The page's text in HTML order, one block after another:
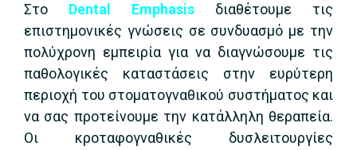
Στο Dental Emphasis διαθέτουμε τις
επιστημονικές γνώσεις σε συνδυασμό με την
πολύχρονη εμπειρία για να διαγνώσουμε τις
παθολογικές καταστάσεις στην ευρύτερη
περιοχή του στοματογναθικού συστήματος και
να σας προτείνουμε την κατάλληλη θεραπεία.
Οι κροταφογναθικές δυσλειτουργίες